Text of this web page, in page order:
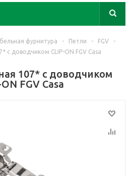
фурнитура - Петли - FGV
-
с доводчиком CLIP-ON FGV Casa
107* с доводчиком
FGV Casa